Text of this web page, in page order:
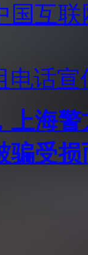
国互
电话宣
上海
骗受